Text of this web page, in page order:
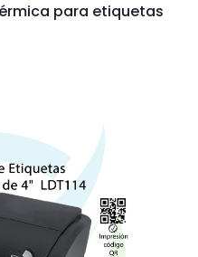
para etiquetas